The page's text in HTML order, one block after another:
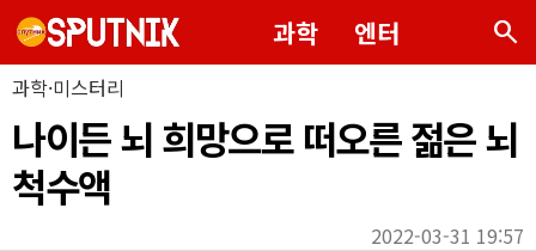
과학 엔터 search
과학·미스터리
나이든 뇌 희망으로 떠오른 젊은 뇌
척수액
2022-03-31 19:57